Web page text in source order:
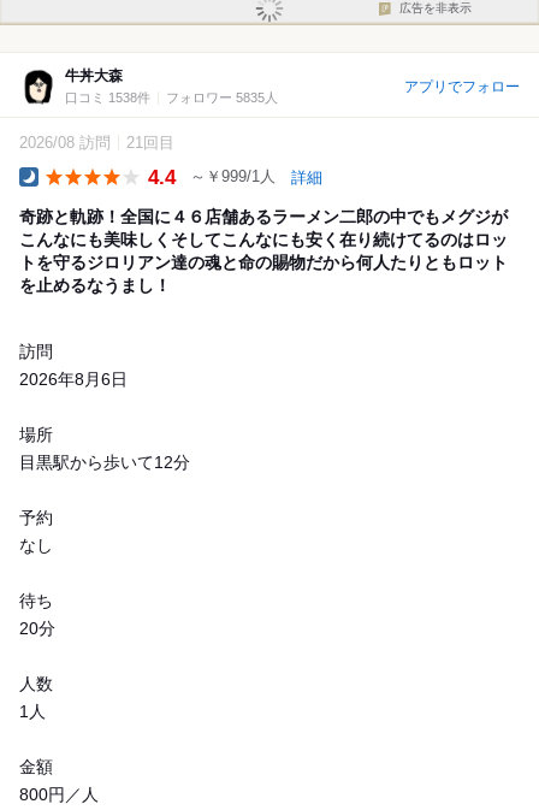
広告を非表示
牛丼大森
口コミ 1538件 フォロワー 5835人
アプリでフォロー
2026/08 訪問 21回目
4.4 ～￥999/1人 詳細
奇跡と軌跡！全国に４６店舗あるラーメン二郎の中でもメグジが
こんなにも美味しくそしてこんなにも安く在り続けてるのはロッ
トを守るジロリアン達の魂と命の賜物だから何人たりともロット
を止めるなうまし！
訪問
2026年8月6日
場所
目黒駅から歩いて12分
予約
なし
待ち
20分
人数
1人
金額
800円／人